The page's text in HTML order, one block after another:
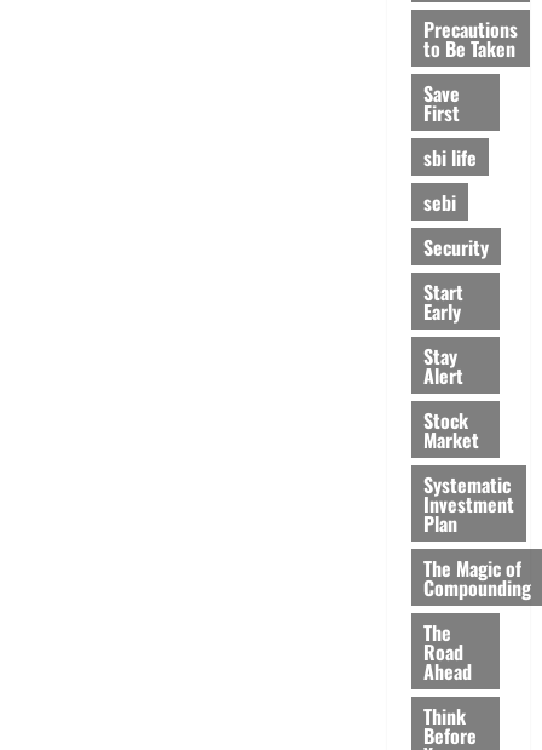
Precautions
to Be Taken
Save
First
sbi life
sebi
Security
Start
Early
Stay
Alert
Stock
Market
Systematic
Investment
Plan
The Magic of
Compounding
The
Road
Ahead
Think
Before